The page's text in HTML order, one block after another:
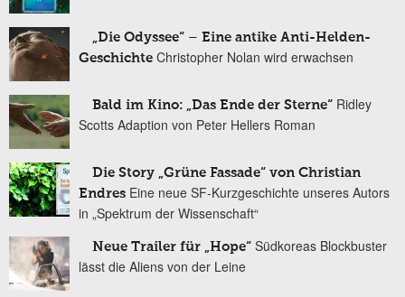
„Die Odyssee“ – Eine antike Anti-Helden-
Geschichte Christopher Nolan wird erwachsen
Bald im Kino: „Das Ende der Sterne“ Ridley
Scotts Adaption von Peter Hellers Roman
Die Story „Grüne Fassade“ von Christian
Endres Eine neue SF-Kurzgeschichte unseres Autors
in „Spektrum der Wissenschaft“
Neue Trailer für „Hope“ Südkoreas Blockbuster
lässt die Aliens von der Leine